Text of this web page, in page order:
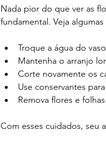
Nada pior do que ver as
fundamental. Veja
Troque a água do
Mantenha o arranjo
Corte novamente os
Use conservantes
Remova flores e
Com esses cuidados, seu